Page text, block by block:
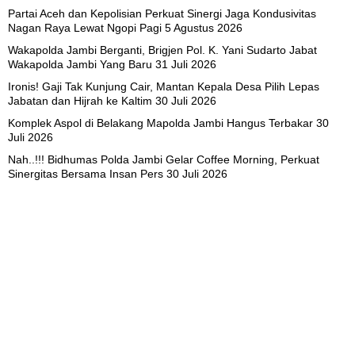
Partai Aceh dan Kepolisian Perkuat Sinergi Jaga Kondusivitas
Nagan Raya Lewat Ngopi Pagi 5 Agustus 2026
Wakapolda Jambi Berganti, Brigjen Pol. K. Yani Sudarto Jabat
Wakapolda Jambi Yang Baru 31 Juli 2026
Ironis! Gaji Tak Kunjung Cair, Mantan Kepala Desa Pilih Lepas
Jabatan dan Hijrah ke Kaltim 30 Juli 2026
Komplek Aspol di Belakang Mapolda Jambi Hangus Terbakar 30
Juli 2026
Nah..!!! Bidhumas Polda Jambi Gelar Coffee Morning, Perkuat
Sinergitas Bersama Insan Pers 30 Juli 2026